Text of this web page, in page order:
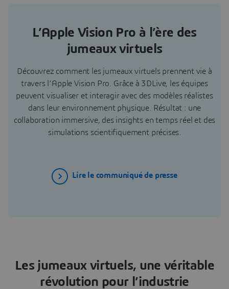
L’Apple Vision Pro à l’ère des
jumeaux virtuels
Découvrez comment les jumeaux virtuels prennent vie à
travers l’Apple Vision Pro. Grâce à 3DLive, les équipes
peuvent visualiser et interagir avec des modèles réalistes
dans leur environnement physique. Résultat : une
collaboration immersive, des insights en temps réel et des
simulations scientifiquement précises.
Lire le communiqué de presse
Les jumeaux virtuels, une véritable
révolution pour l’industrie